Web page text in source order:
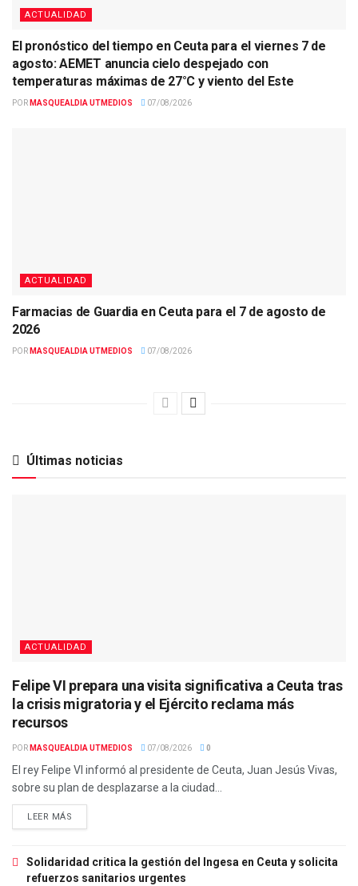
ACTUALIDAD
El pronóstico del tiempo en Ceuta para el viernes 7 de
agosto: AEMET anuncia cielo despejado con
temperaturas máximas de 27°C y viento del Este
POR MASQUEALDIA UTMEDIOS 07/08/2026
ACTUALIDAD
Farmacias de Guardia en Ceuta para el 7 de agosto de
2026
POR MASQUEALDIA UTMEDIOS 07/08/2026
Últimas noticias
ACTUALIDAD
Felipe VI prepara una visita significativa a Ceuta tras
la crisis migratoria y el Ejército reclama más
recursos
POR MASQUEALDIA UTMEDIOS 07/08/2026 0
El rey Felipe VI informó al presidente de Ceuta, Juan Jesús Vivas,
sobre su plan de desplazarse a la ciudad...
LEER MÁS
Solidaridad critica la gestión del Ingesa en Ceuta y solicita
refuerzos sanitarios urgentes